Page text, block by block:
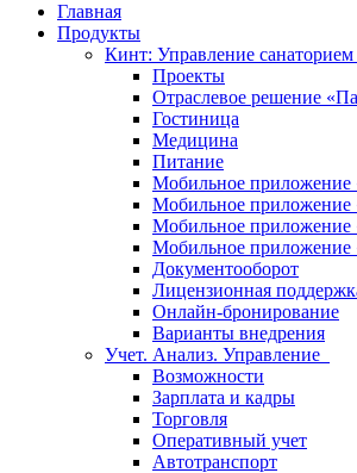
Главная
Продукты
Кинт: Управление санаторием
Проекты
Отраслевое решение
Гостиница
Медицина
Питание
Мобильное приложение
Мобильное приложение
Мобильное приложение
Мобильное приложение
Документооборот
Лицензионная
Онлайн-бронирование
Варианты внедрения
Учет. Анализ. Управление
Возможности
Зарплата и кадры
Торговля
Оперативный учет
Автотранспорт